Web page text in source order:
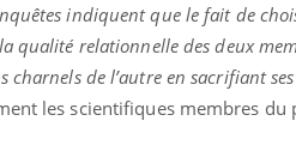
indiquent que le fait de
qualité relationnelle des deux
charnels de l’autre en sacrifiant
les scientifiques membres du